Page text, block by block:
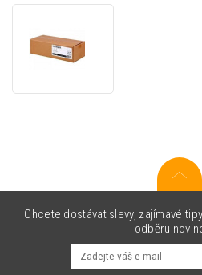
nádobka
Chcete dostávat slevy, zajímavé
odběru